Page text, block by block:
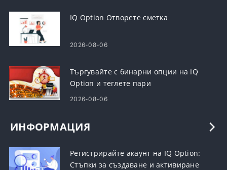
IQ Option Отворете сметка
2026-08-06
Търгувайте с бинарни опции на IQ
Option и теглете пари
2026-08-06
ИНФОРМАЦИЯ
Регистрирайте акаунт на IQ Option:
Стъпки за създаване и активиране